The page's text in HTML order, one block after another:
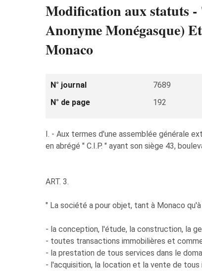
Modification aux statuts
Anonyme Monégasque)
Monaco
N° journal 7689
N° de page
192
I. - Aux termes d'une assemblée générale
en abrégé " C.I.P. " ayant son siège 43,
ART. 3.
" La société a pour objet, tant à Monaco
- la conception, l'étude, la construction, la
- toutes transactions immobilières et
- la prestation de tous services dans le
- l'acquisition, la location et la vente de